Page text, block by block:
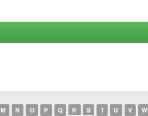
M N O P Q R S T U V W